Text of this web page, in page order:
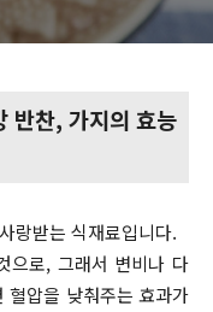
반찬, 가지의 효능
랑받는 식재료입니다.
으로, 그래서 변비나 다
혈압을 낮춰주는 효과가